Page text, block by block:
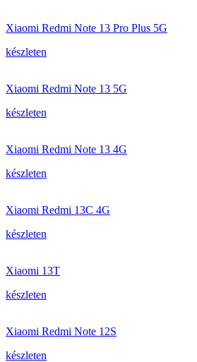
Xiaomi Redmi Note 13 Pro Plus 5G
készleten
Xiaomi Redmi Note 13 5G
készleten
Xiaomi Redmi Note 13 4G
készleten
Xiaomi Redmi 13C 4G
készleten
Xiaomi 13T
készleten
Xiaomi Redmi Note 12S
készleten